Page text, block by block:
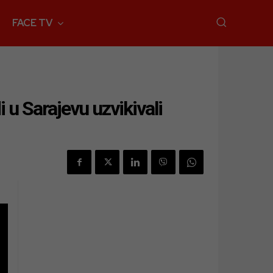
FACE TV
Sarajevu uzvikivali